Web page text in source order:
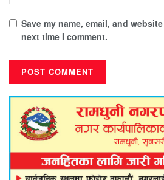
Save my name, email, and
next time I comment.